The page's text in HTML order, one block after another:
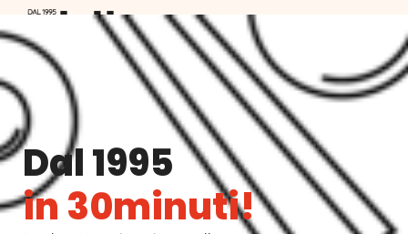
Dal 1995
la Pizza